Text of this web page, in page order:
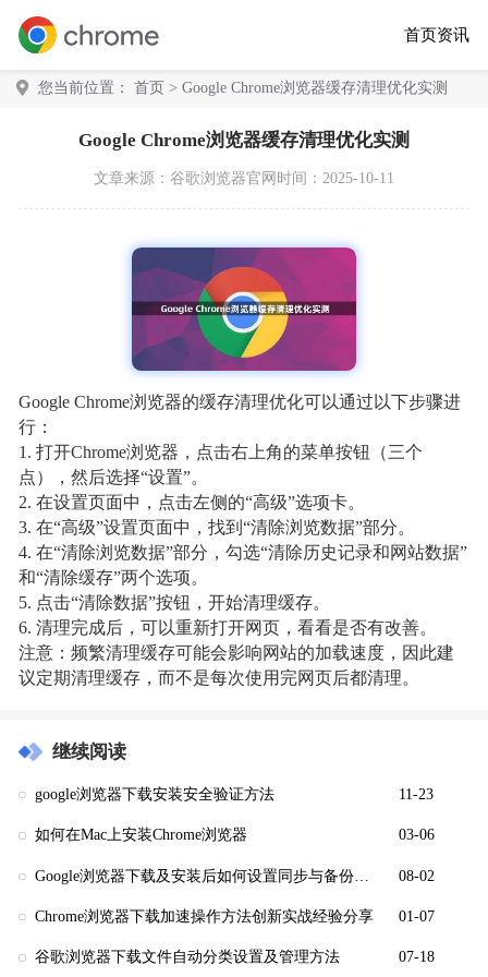
首页资讯
您当前位置： 首页 > Google Chrome浏览器缓存清理优化实测
Google Chrome浏览器缓存清理优化实测
文章来源： 谷歌浏览器官网 时间：2025-10-11
Google Chrome浏览器的缓存清理优化可以通过以下步骤进
行：
1. 打开Chrome浏览器，点击右上角的菜单按钮（三个
点），然后选择“设置”。
2. 在设置页面中，点击左侧的“高级”选项卡。
3. 在“高级”设置页面中，找到“清除浏览数据”部分。
4. 在“清除浏览数据”部分，勾选“清除历史记录和网站数据”
和“清除缓存”两个选项。
5. 点击“清除数据”按钮，开始清理缓存。
6. 清理完成后，可以重新打开网页，看看是否有改善。
注意：频繁清理缓存可能会影响网站的加载速度，因此建
议定期清理缓存，而不是每次使用完网页后都清理。
继续阅读
google浏览器下载安装安全验证方法 11-23
如何在Mac上安装Chrome浏览器 03-06
08-02
Chrome浏览器下载加速操作方法创新实战经验分享 01-07
谷歌浏览器下载文件自动分类设置及管理方法 07-18